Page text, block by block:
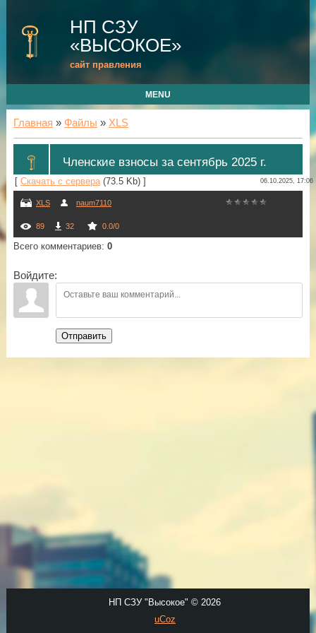
НП СЗУ
«ВЫСОКОЕ»
сайт правления
MENU
Главная » Файлы » XLS
Членские взносы за сентябрь 2025 г.
[ Скачать с сервера(73.5 Kb) ] 06.10.2025, 17:06
XLS naum7110
89 32 0.0/0
Всего комментариев: 0
Войдите:
Отправить
НП СЗУ "Высокое" © 2026
uCoz